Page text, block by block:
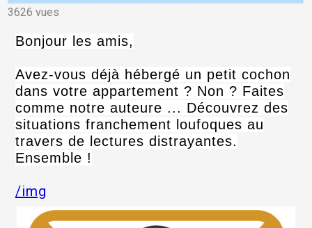
3626 vues
Bonjour les amis,
Avez-vous déjà hébergé un petit cochon
dans votre appartement ? Non ? Faites
comme notre auteure ... Découvrez des
situations franchement loufoques au
travers de lectures distrayantes.
Ensemble !
/img